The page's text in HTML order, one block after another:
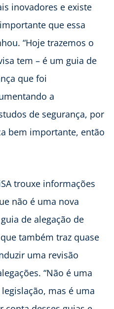
inovadores e existe
que essa
“Hoje trazemos o
tem – é um guia de
que foi
a
de segurança, por
bem importante, então
trouxe informações
não é uma nova
de alegação de
também traz quase
uma revisão
“Não é uma
mas é uma